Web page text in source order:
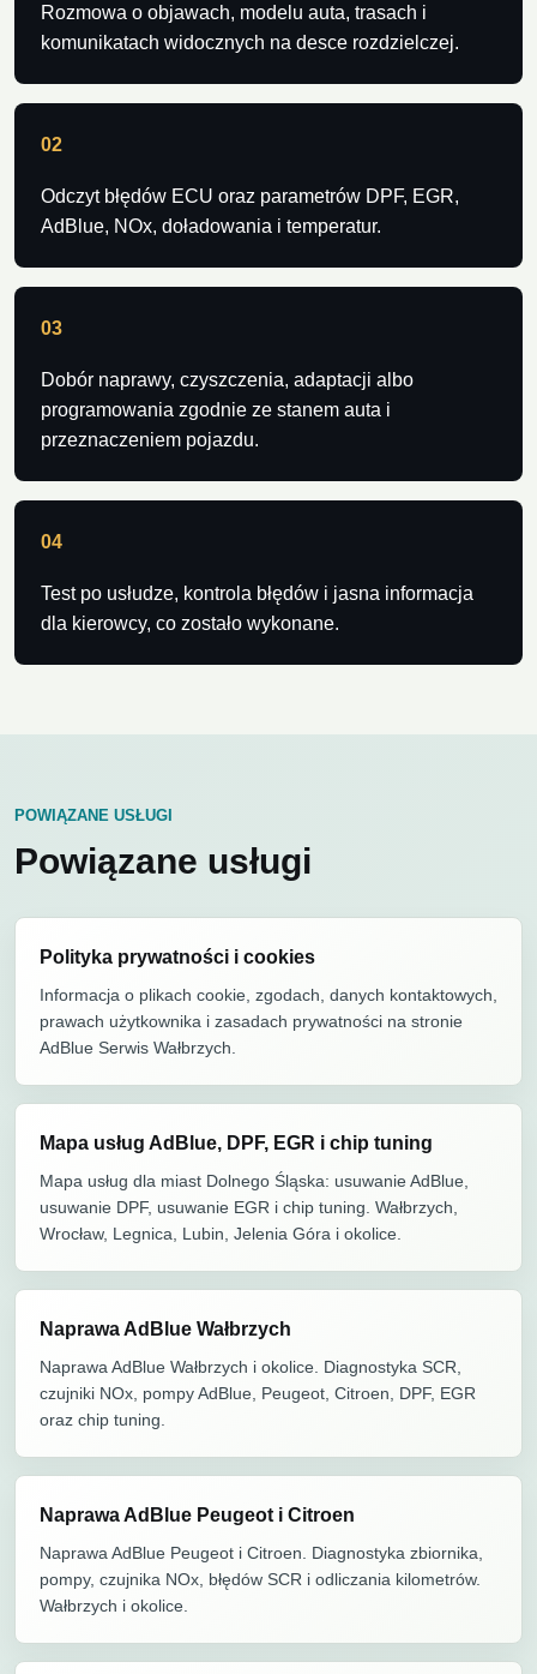
Rozmowa o objawach, modelu auta, trasach i
komunikatach widocznych na desce rozdzielczej.
02
Odczyt błędów ECU oraz parametrów DPF, EGR,
AdBlue, NOx, doładowania i temperatur.
03
Dobór naprawy, czyszczenia, adaptacji albo
programowania zgodnie ze stanem auta i
przeznaczeniem pojazdu.
04
Test po usłudze, kontrola błędów i jasna informacja
dla kierowcy, co zostało wykonane.
POWIĄZANE USŁUGI
Powiązane usługi
Polityka prywatności i cookies
Informacja o plikach cookie, zgodach, danych kontaktowych,
prawach użytkownika i zasadach prywatności na stronie
AdBlue Serwis Wałbrzych.
Mapa usług AdBlue, DPF, EGR i chip tuning
Mapa usług dla miast Dolnego Śląska: usuwanie AdBlue,
usuwanie DPF, usuwanie EGR i chip tuning. Wałbrzych,
Wrocław, Legnica, Lubin, Jelenia Góra i okolice.
Naprawa AdBlue Wałbrzych
Naprawa AdBlue Wałbrzych i okolice. Diagnostyka SCR,
czujniki NOx, pompy AdBlue, Peugeot, Citroen, DPF, EGR
oraz chip tuning.
Naprawa AdBlue Peugeot i Citroen
Naprawa AdBlue Peugeot i Citroen. Diagnostyka zbiornika,
pompy, czujnika NOx, błędów SCR i odliczania kilometrów.
Wałbrzych i okolice.